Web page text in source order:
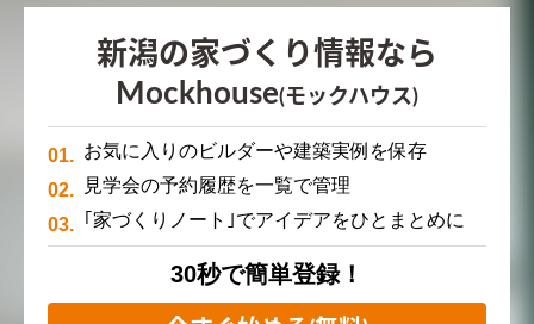
新潟の家づくり情報なら
Mockhouse(モックハウス)
お気に入りのビルダーや建築実例を保存
見学会の予約履歴を一覧で管理
｢家づくりノート｣でアイデアをひとまとめに
30秒で簡単登録！